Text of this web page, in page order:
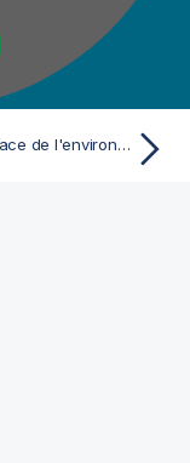
Mise en place de l'environnement CDC